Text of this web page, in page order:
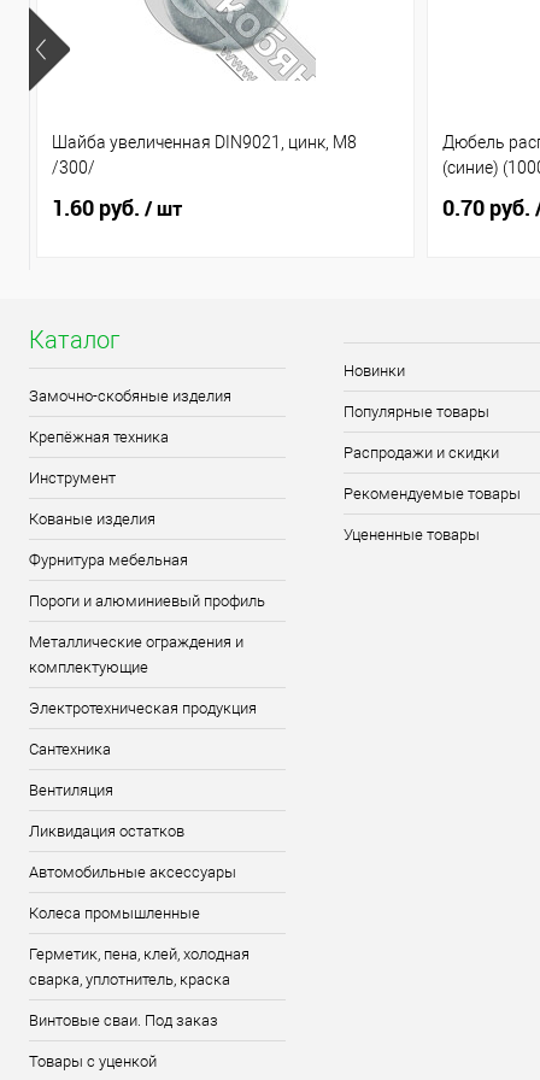
Шайба увеличенная DIN9021, цинк, М8
/300/
1.60 руб. / шт
Дюбель
(синие)
0.70 руб.
Каталог
Замочно-скобяные изделия
Крепёжная техника
Инструмент
Кованые изделия
Фурнитура мебельная
Пороги и алюминиевый профиль
Металлические ограждения и
комплектующие
Электротехническая продукция
Сантехника
Вентиляция
Ликвидация остатков
Автомобильные аксессуары
Колеса промышленные
Герметик, пена, клей, холодная
сварка, уплотнитель, краска
Винтовые сваи. Под заказ
Товары с уценкой
Новинки
Популярные товары
Распродажи и скидки
Рекомендуемые товары
Уцененные товары